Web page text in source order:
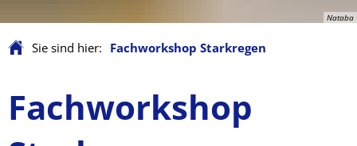
Nataba
Sie sind hier: Fachworkshop Starkregen
Fachworkshop